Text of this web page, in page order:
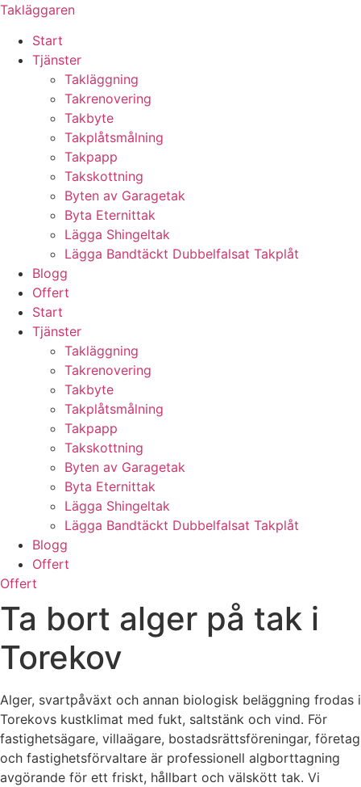
Skip
content
Takläggaren
Start
Tjänster
Takläggning
Takrenovering
Takbyte
Takplåtsmålning
Takpapp
Takskottning
Byten av Garagetak
Byta Eternittak
Lägga Shingeltak
Lägga Bandtäckt Dubbelfalsat Takplåt
Blogg
Offert
Start
Tjänster
Takläggning
Takrenovering
Takbyte
Takplåtsmålning
Takpapp
Takskottning
Byten av Garagetak
Byta Eternittak
Lägga Shingeltak
Lägga Bandtäckt Dubbelfalsat Takplåt
Blogg
Offert
Offert
Ta bort alger på tak i
Torekov
Alger, svartpåväxt och annan biologisk beläggning frodas i
Torekovs kustklimat med fukt, saltstänk och vind. För
fastighetsägare, villaägare, bostadsrättsföreningar, företag
och fastighetsförvaltare är professionell algborttagning
avgörande för ett friskt, hållbart och välskött tak. Vi